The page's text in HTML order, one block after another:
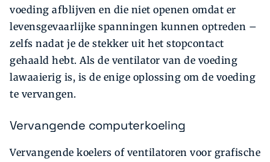
voeding afblijven en die niet openen omdat er
levensgevaarlijke spanningen kunnen optreden –
zelfs nadat je de stekker uit het stopcontact
gehaald hebt. Als de ventilator van de voeding
lawaaierig is, is de enige oplossing om de voeding
te vervangen.
Vervangende computerkoeling
Vervangende koelers of ventilatoren voor grafische